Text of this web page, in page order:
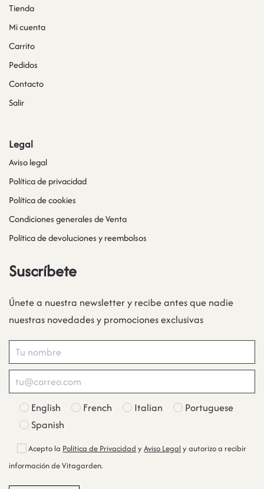
Tienda
Mi cuenta
Carrito
Pedidos
Contacto
Salir
Legal
Aviso legal
Política de privacidad
Política de cookies
Condiciones generales de Venta
Política de devoluciones y reembolsos
Suscríbete
Únete a nuestra newsletter y recibe antes que nadie
nuestras novedades y promociones exclusivas
English French Italian
Portuguese
Spanish
Acepto la Política de Privacidad yAviso Legal y autorizo a recibir
información de Vitagarden.